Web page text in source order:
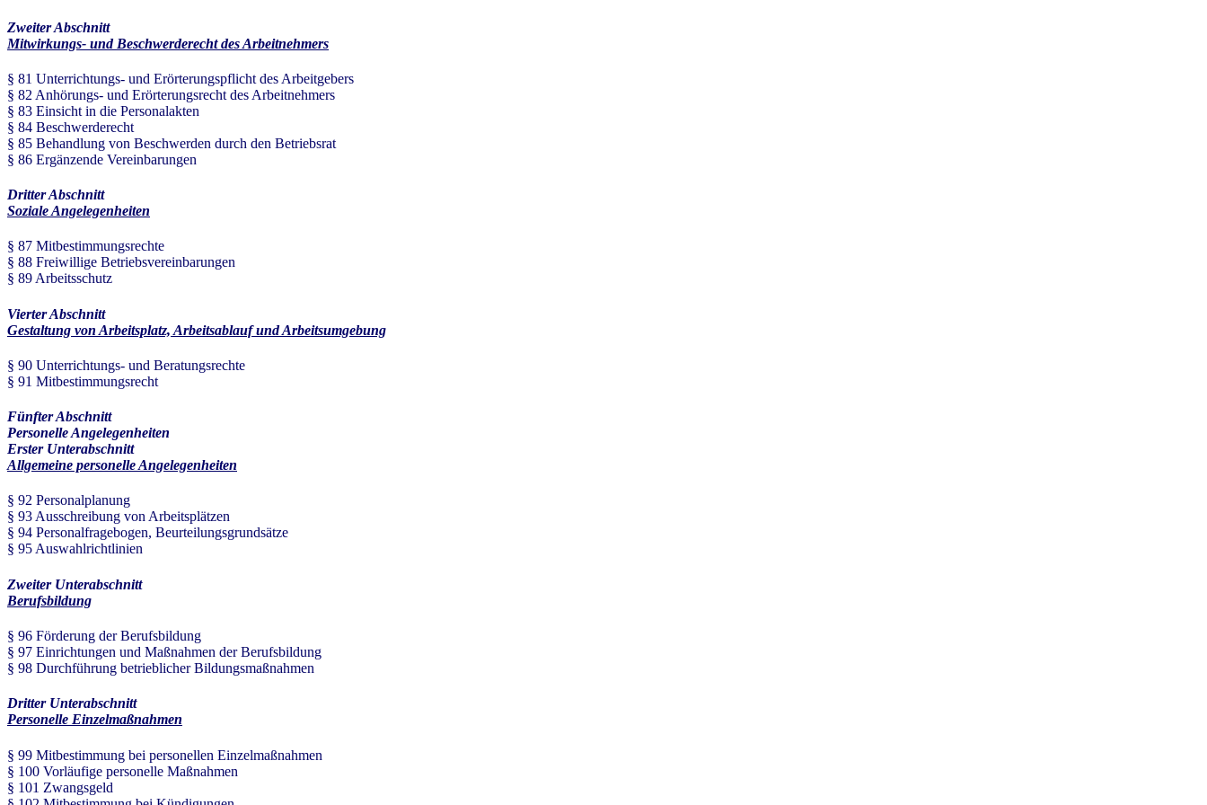
Zweiter Abschnitt
Mitwirkungs- und Beschwerderecht des Arbeitnehmers
§ 81 Unterrichtungs- und Erörterungspflicht des Arbeitgebers
§ 82 Anhörungs- und Erörterungsrecht des Arbeitnehmers
§ 83 Einsicht in die Personalakten
§ 84 Beschwerderecht
§ 85 Behandlung von Beschwerden durch den Betriebsrat
§ 86 Ergänzende Vereinbarungen
Dritter Abschnitt
Soziale Angelegenheiten
§ 87 Mitbestimmungsrechte
§ 88 Freiwillige Betriebsvereinbarungen
§ 89 Arbeitsschutz
Vierter Abschnitt
Gestaltung von Arbeitsplatz, Arbeitsablauf und Arbeitsumgebung
§ 90 Unterrichtungs- und Beratungsrechte
§ 91 Mitbestimmungsrecht
Fünfter Abschnitt
Personelle Angelegenheiten
Erster Unterabschnitt
Allgemeine personelle Angelegenheiten
§ 92 Personalplanung
§ 93 Ausschreibung von Arbeitsplätzen
§ 94 Personalfragebogen, Beurteilungsgrundsätze
§ 95 Auswahlrichtlinien
Zweiter Unterabschnitt
Berufsbildung
§ 96 Förderung der Berufsbildung
§ 97 Einrichtungen und Maßnahmen der Berufsbildung
§ 98 Durchführung betrieblicher Bildungsmaßnahmen
Dritter Unterabschnitt
Personelle Einzelmaßnahmen
§ 99 Mitbestimmung bei personellen Einzelmaßnahmen
§ 100 Vorläufige personelle Maßnahmen
§ 101 Zwangsgeld